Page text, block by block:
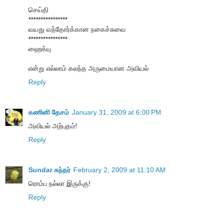
செய்தி
****************
வயது வந்தோர்க்கான நகைச்சுவை
****************
ஹைக்யு
என்று எல்லாம் கலந்த அருமையான அவியல்
Reply
கணினி தேசம் January 31, 2009 at 6:00 PM
அவியல் அற்புதம்!
Reply
Sundar சுந்தர் February 2, 2009 at 11:10 AM
ரொம்ப நல்லா இருக்கு!
Reply